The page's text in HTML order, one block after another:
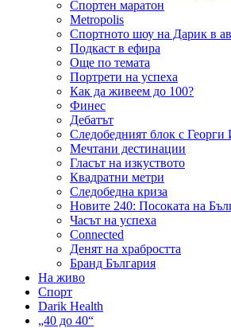
Спортен маратон
Metropolis
Спортното шоу на Дарик в
Подкаст в ефира
Още по темата
Портрети на успеха
Как да живеем до 100?
Финес
Дебатът
Следобедният блок с Георги
Мечтани дестинации
Гласът на изкуството
Квадратни метри
Следобедна криза
Новите 240: Посоката на
Часът на успеха
Connected
Денят на храбростта
Бранд България
На живо
Спорт
Darik Health
„40 до 40“